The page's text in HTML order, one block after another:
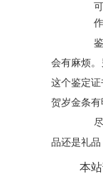
可
作为
鉴于
会有麻烦
这个鉴定
贺岁金条有
尽管
品还是礼品
本